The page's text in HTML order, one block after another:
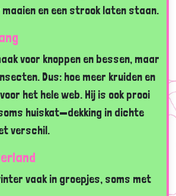
en een strook laten staan.
voor knoppen en bessen, maar
Dus: hoe meer kruiden en
het hele web. Hij is ook prooi
huiskat—dekking in dichte
verschil.
vaak in groepjes, soms met